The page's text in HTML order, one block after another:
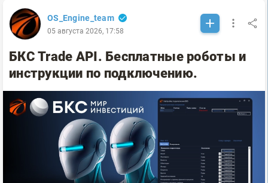
OS_Engine_team
05 августа 2026, 17:58
БКС Trade API. Бесплатные роботы и
инструкции по подключению.